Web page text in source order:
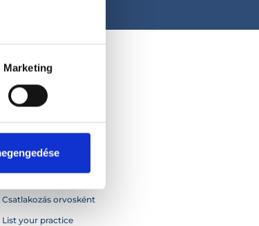
Marketing
Csatlakozás orvosként
List your practice